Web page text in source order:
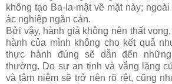
không tạo Ba-la-mật về mặt này;
ác nghiệp ngăn cản.
Bởi vậy, hành giả không nên thất
hành của mình không cho kết quả
thực hành đúng sẽ dẫn đến
thường. Do sự an tịnh và vắng lặng
và tâm niệm sẽ trở nên rõ rệt, cũng